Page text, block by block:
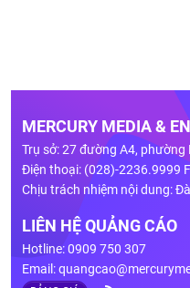
MERCURY MEDIA &
Trụ sở: 27 đường A4, phường
Điện thoại: (028)-2236.9999
Chịu trách nhiệm nội dung:
LIÊN HỆ QUẢNG CÁO
Hotline: 0909 750 307
Email: